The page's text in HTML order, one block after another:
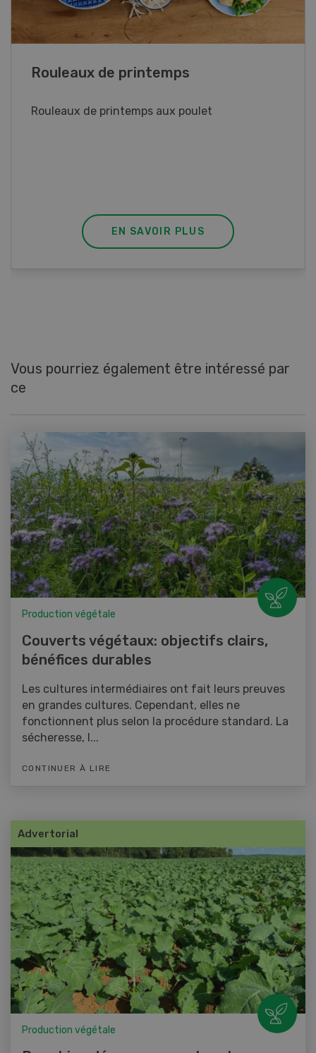
Blancs de poulet sauce épinards à la
EN SAVOIR PLUS
Vous pourriez également être intéressé par
ce
Production végétale
Couverts végétaux: objectifs clairs,
bénéfices durables
Les cultures intermédiaires ont fait leurs preuves
en grandes cultures. Cependant, elles ne
fonctionnent plus selon la procédure standard. La
sécheresse, l...
CONTINUER À LIRE
Advertorial
Production végétale